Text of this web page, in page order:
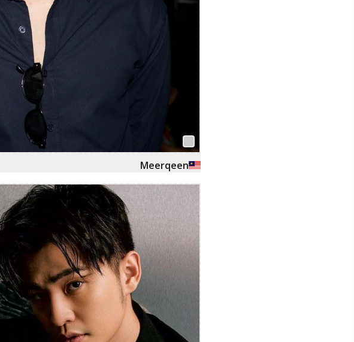
Meerqeen